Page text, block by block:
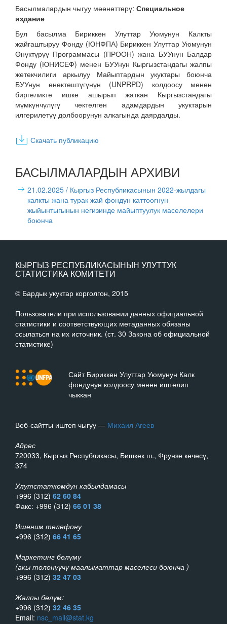
Басылмалардын чыгуу мөөнөттөрү: Специальное
издание
Бул басылма Бириккен Улуттар Уюмунун Калкты
жайгаштыруу Фонду (ЮНФПА) Бириккен Улуттар Уюмунун
Өнүктүрүү Программасы (ПРООН) жана БУУнун Балдар
Фонду (ЮНИСЕФ) менен БУУнун Кыргызстандагы жалпы
жетекчилиги аркылуу Майыптардын укуктары боюнча
БУУнун өнөктөштүгүнүн (UNPRPD) колдоосу менен
биргеликте ишке ашырып жаткан Кыргызстандагы
мүмкүнчүлүгү чектелген адамдардын укуктарын
илгерилетүү долбоорунун алкагында даярдалды.
Скачать публикацию
БАСЫЛМАЛАРДЫН АРХИВИ
21.02.2025 / Кыргыз Республикасынын 2022-жылдагы
калкты жана турак жай фондун каттоогнун
жыйынтыгынын негизинде майыптуулук маселелери
боюнча
КЫРГЫЗ РЕСПУБЛИКАСЫНЫН УЛУТТУК
СТАТИСТИКА КОМИТЕТИ
© Бардык укуктар корголгон, 2015
Пользователи при использовании данных официальной
статистики и соответствующих метаданных обязаны
ссылаться на их источник. (ст. 30 Закона об официальной
статистике)
Сайт Бириккен Улуттар Уюмунун Калк
фондунун колдоосу менен иштелип
чыккан
Веб-сайтты иштеп чыгуу — Михаил Агеев
Адрес
720033, Кыргыз Республикасы, Бишкек ш., Фрунзе көчөсү,
374
Улутстаткомдун кабылдамасы
+996 (312) 62 60 84
Факс: +996 (312) 66 01 38
Ишеним телефону
+996 (312) 66 41 65
Маркетинг бөлүмү
(акы төлөнүүчү маалыматтар маселеси боюнча )
+996 (312) 32 47 03
Жалпы бөлүм:
+996 (312) 32 46 35
Email: nsc_mail@stat.kg